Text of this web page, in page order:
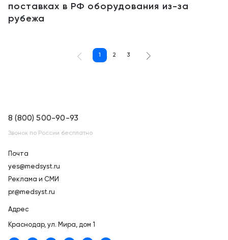
поставках в РФ оборудования из-за
рубежа
1 2 3
8 (800) 500-90-93
Звонок по России бесплатно
Почта
yes@medsyst.ru
Реклама и СМИ
pr@medsyst.ru
Адрес
Краснодар, ул. Мира, дом 1